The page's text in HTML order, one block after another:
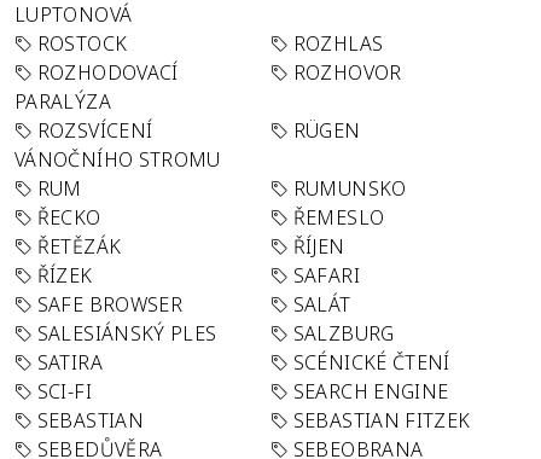
LUPTONOVÁ
ROSTOCK
ROZHLAS
ROZHODOVACÍ
PARALÝZA
ROZHOVOR
ROZSVÍCENÍ
VÁNOČNÍHO STROMU
RÜGEN
RUM
RUMUNSKO
ŘECKO
ŘEMESLO
ŘETĚZÁK
ŘÍJEN
ŘÍZEK
SAFARI
SAFE BROWSER
SALÁT
SALESIÁNSKÝ PLES
SALZBURG
SATIRA
SCÉNICKÉ ČTENÍ
SCI-FI
SEARCH ENGINE
SEBASTIAN
SEBASTIAN FITZEK
SEBEDŮVĚRA
SEBEOBRANA